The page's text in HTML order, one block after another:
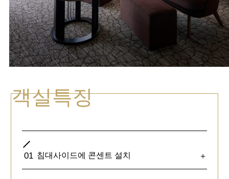
객실특징
01 침대사이드에 콘센트 설치 ＋